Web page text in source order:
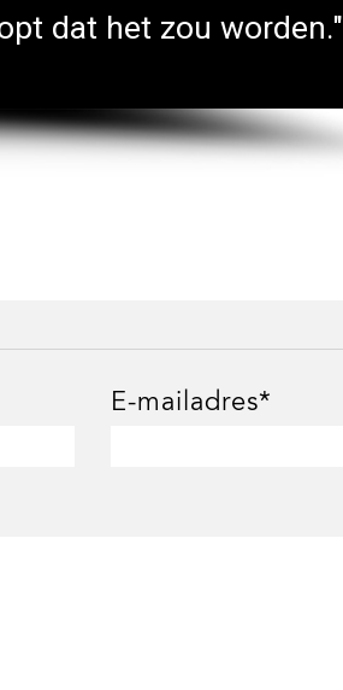
dat het zou worden."
E-mailadres*